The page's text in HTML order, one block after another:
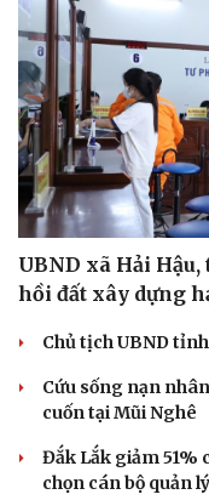
Âm nhạc
Di sản
UBND xã Hải
hồi đất xây dựng
Chủ tịch UBND
Cứu sống nạn
cuốn tại Mũi Nghê
Đắk Lắk giảm 51%
chọn cán bộ quản lý